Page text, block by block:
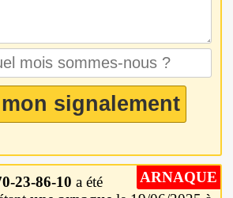
ARNAQUE
23-86-10 a été